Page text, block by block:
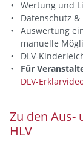
Wertung und
Datenschutz
Auswertung
manuelle
DLV-
Für
DLV-
Zu den Aus-
HLV